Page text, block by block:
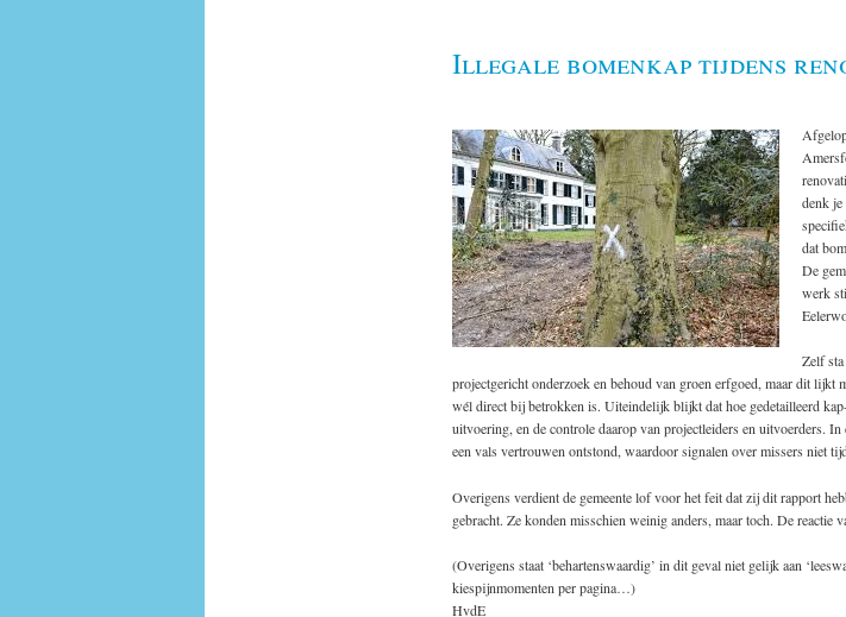
Illegale bomenkap tijdens
denk je
dat
De
werk
Zelf
projectgericht onderzoek en behoud van groen erfgoed, maar dit lijkt
wél direct bij betrokken is. Uiteindelijk blijkt dat hoe gedetailleerd
uitvoering, en de controle daarop van projectleiders en uitvoerders.
een vals vertrouwen ontstond, waardoor signalen over missers niet
Overigens verdient de gemeente lof voor het feit dat zij dit rapport
gebracht. Ze konden misschien weinig anders, maar toch. De reactie
(Overigens staat ‘behartenswaardig’ in dit geval niet gelijk aan
kiespijnmomenten per pagina…)
HvdE